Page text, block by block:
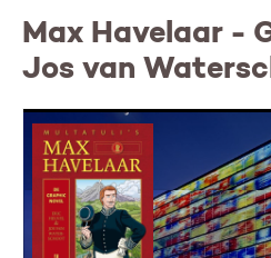
Max Havelaar -
Jos van